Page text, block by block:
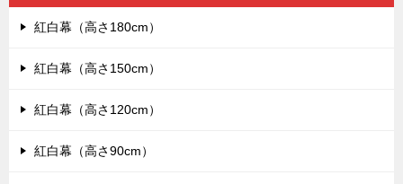
紅白幕（高さ180cm）
紅白幕（高さ150cm）
紅白幕（高さ120cm）
紅白幕（高さ90cm）